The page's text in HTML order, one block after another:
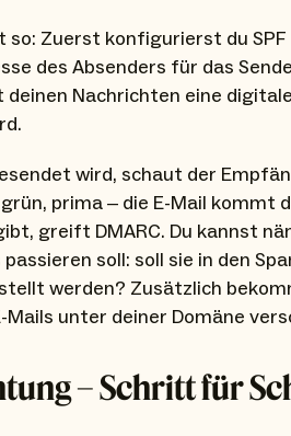
Zuerst konfigurierst du SPF
des Absenders für das
Nachrichten eine
wird, schaut der
prima – die E-Mail kommt
greift DMARC. Du kannst
soll: soll sie in den
werden? Zusätzlich
Mails unter deiner Domäne
– Schritt für